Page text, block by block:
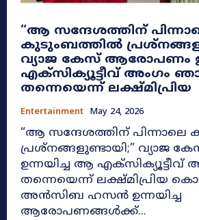
​“ആ സന്ദേശത്തിന്
കുടുംബത്തിൽ
വ്യാജ കേസ് ആരോപണം
എക്‌സിക്യൂട്ടീവ് അംഗം
തന്നെയെന്ന് ലക്ഷ്മിപ്രിയ
Entertainment May 24, 2026
​“ആ സന്ദേശത്തിന്
പ്രശ്നങ്ങളുണ്ടായി;” വ്യാജ
ഉന്നയിച്ച ആ എക്‌സിക്യൂട്ടീവ്
തന്നെയെന്ന് ലക്ഷ്മിപ്രിയ കൊച്ചി: നടി
അൻസിബ ഹസൻ ഉന്നയിച്ച
ആരോപണങ്ങൾക്ക്...